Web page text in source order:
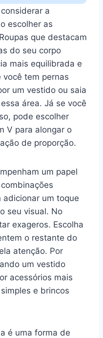
a
escolher as
que destacam
do seu corpo
mais equilibrada e
você tem pernas
um vestido ou saia
área. Já se você
pode escolher
V para alongar o
de proporção.
um papel
adicionar um toque
seu visual. No
exageros. Escolha
o restante do
atenção. Por
um vestido
acessórios mais
e brincos
é uma forma de